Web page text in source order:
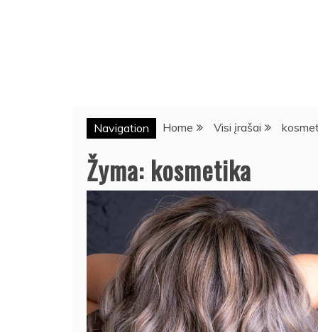
Navigation Home Visi įrašai
Žyma: kosmetika